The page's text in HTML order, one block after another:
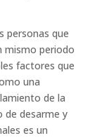
personas que
mismo periodo
factores que
una
de la
de desarme y
es un